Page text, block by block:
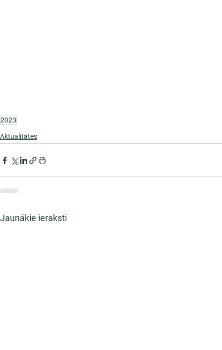
2023
Aktualitātes
Jaunākie ieraksti